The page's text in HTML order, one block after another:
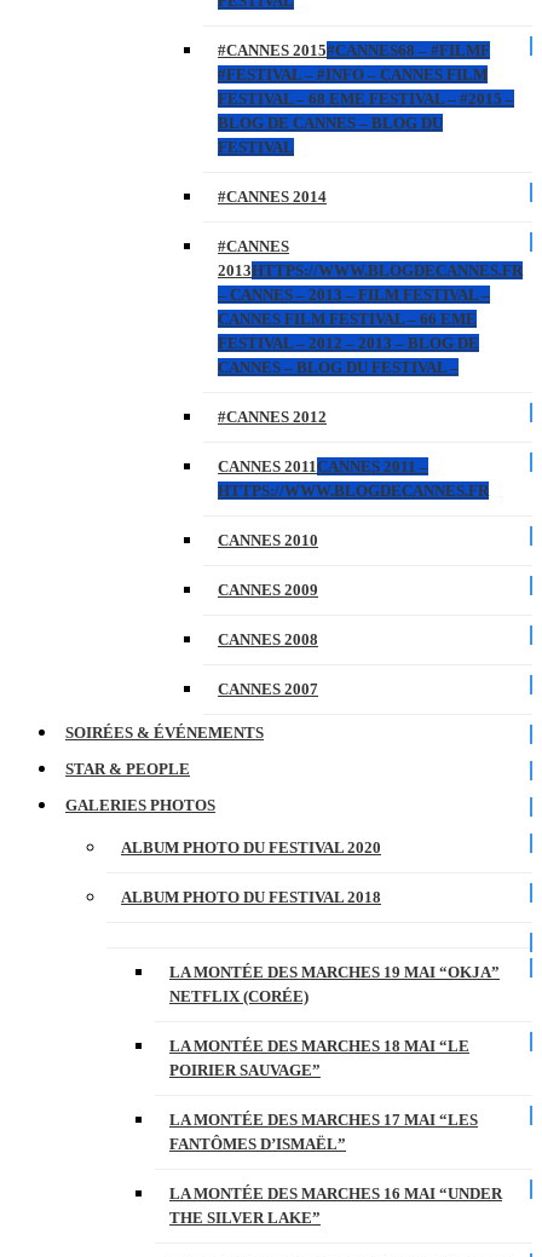
#CANNES 2015#CANNES68 – #FILMF
#FESTIVAL – #INFO – CANNES FILM
FESTIVAL – 68 EME FESTIVAL – #2015 –
BLOG DE CANNES – BLOG DU
FESTIVAL
#CANNES 2014
#CANNES
2013HTTPS://WWW.BLOGDECANNES.FR
– CANNES – 2013 – FILM FESTIVAL –
CANNES FILM FESTIVAL – 66 EME
FESTIVAL – 2012 – 2013 – BLOG DE
CANNES – BLOG DU FESTIVAL –
#CANNES 2012
CANNES 2011CANNES 2011 –
HTTPS://WWW.BLOGDECANNES.FR
CANNES 2010
CANNES 2009
CANNES 2008
CANNES 2007
SOIRÉES & ÉVÉNEMENTS
STAR & PEOPLE
GALERIES PHOTOS
ALBUM PHOTO DU FESTIVAL 2020
ALBUM PHOTO DU FESTIVAL 2018
LA MONTÉE DES MARCHES 19 MAI “OKJA”
NETFLIX (CORÉE)
LA MONTÉE DES MARCHES 18 MAI “LE
POIRIER SAUVAGE”
LA MONTÉE DES MARCHES 17 MAI “LES
FANTÔMES D’ISMAËL”
LA MONTÉE DES MARCHES 16 MAI “UNDER
THE SILVER LAKE”